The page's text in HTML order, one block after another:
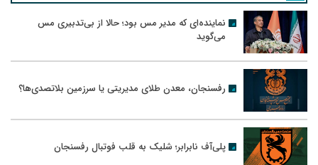
نماینده‌ای که مدیر مس بود؛ حالا از بی‌تدبیری مس
می‌گوید
رفسنجان، معدن طلای مدیریتی یا سرزمین بلاتصدی‌ها؟
پلی‌آف نابرابر؛ شلیک به قلب فوتبال رفسنجان